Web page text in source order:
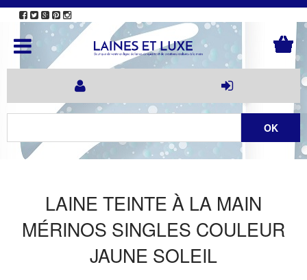
LAINE TEINTE À LA MAIN
MÉRINOS SINGLES COULEUR
JAUNE SOLEIL